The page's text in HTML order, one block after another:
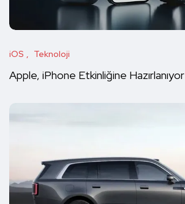
iOS Teknoloji
Apple, iPhone Etkinliğine Hazırlanıyor